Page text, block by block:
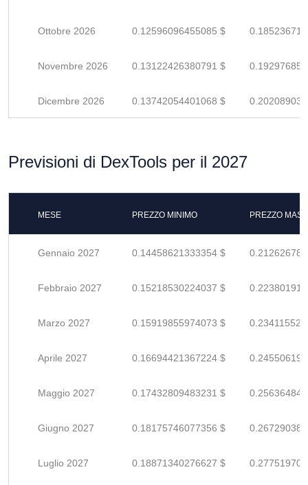
Ottobre 2026 0.12596096455085 $
Novembre 2026 0.13122426380791 $
Dicembre 2026 0.13742054401068 $
Previsioni di DexTools per il 2027
MESE PREZZO MINIMO PREZZO
Gennaio 2027 0.14458621333354 $
Febbraio 2027 0.15218530224037 $
Marzo 2027 0.15919855974073 $
Aprile 2027 0.16694421367224 $
Maggio 2027 0.17432809483231 $
Giugno 2027 0.18175746077356 $
Luglio 2027 0.18871340276627 $